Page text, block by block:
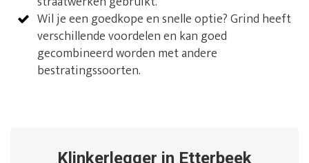
Wil je een goedkope en snelle optie? Grind heeft
verschillende voordelen en kan goed
gecombineerd worden met andere
bestratingssoorten.
Klinkerlegger in Etterbeek